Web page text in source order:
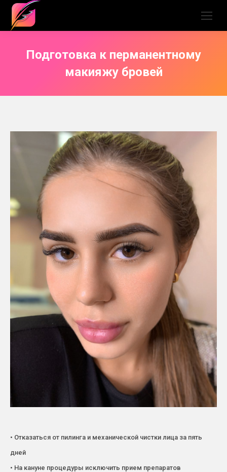
Подготовка к перманентному
макияжу бровей
• Отказаться от пилинга и механической чистки лица за пять
дней
• На кануне процедуры исключить прием препаратов